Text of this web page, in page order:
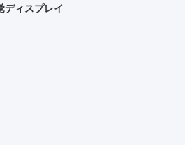
ディスプレイ